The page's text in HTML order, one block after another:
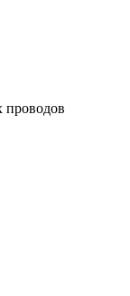
проводов